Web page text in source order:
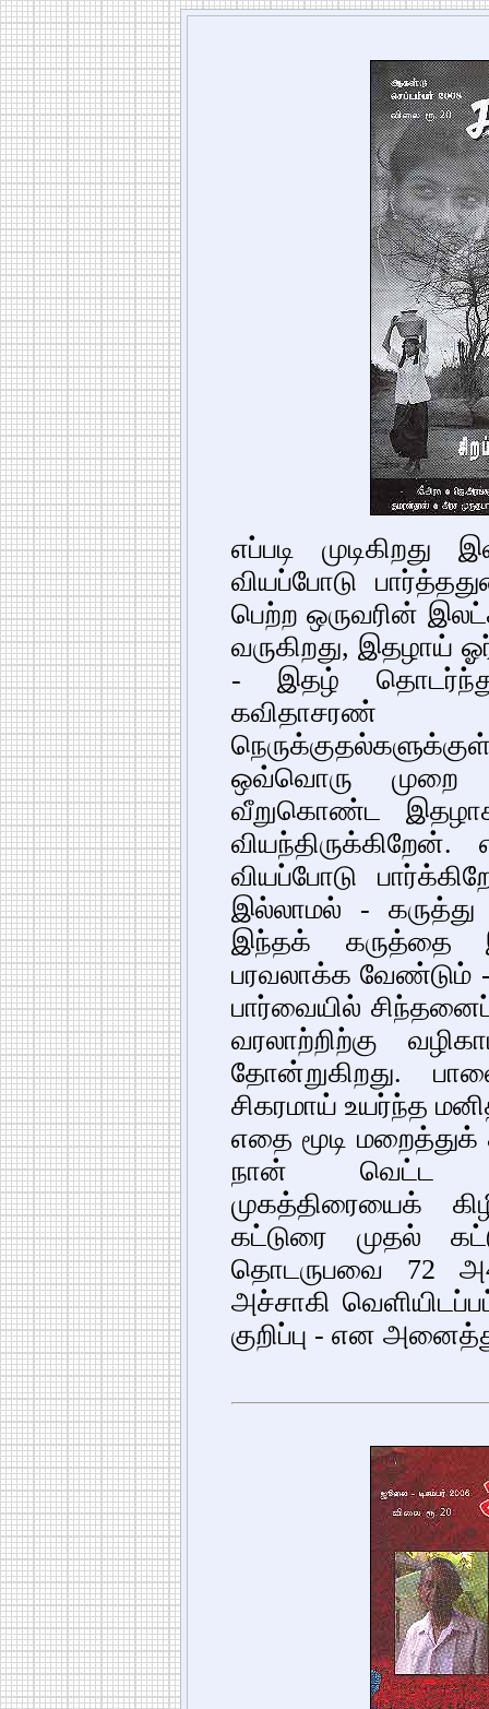
எப்படி
வியப்போடு
பெற்ற ஒருவரின்
வருகிறது, இதழாய்
- இதழ் தொடர்ந்து
கவிதாசரண்
ஒவ்வொரு முறை
வீறுகொண்ட
வியந்திருக்கிறேன்.
வியப்போடு
இல்லாமல் - கருத்து
இந்தக் கருத்தை
பரவலாக்க வேண்டும்
பார்வையில்
வரலாற்றிற்கு
தோன்றுகிறது.
சிகரமாய் உயர்ந்த
எதை மூடி
நான் வெட்ட
முகத்திரையைக்
கட்டுரை முதல்
தொடருபவை 72
அச்சாகி
குறிப்பு - என